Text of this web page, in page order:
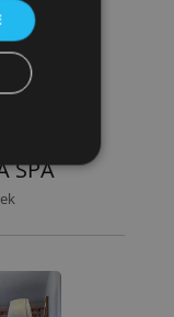
SPA